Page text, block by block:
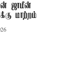
ஜாமீன்
மாற்றம்